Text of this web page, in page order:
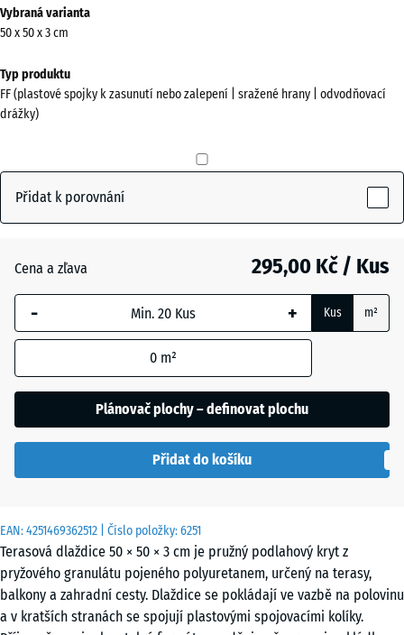
EAN:4251469362512 | Číslo položky:6251
Terasová dlaždice 50 × 50 × 3 cm je pružný podlahový kryt z
pryžového granulátu pojeného polyuretanem, určený na terasy,
balkony a zahradní cesty. Dlaždice se pokládají ve vazbě na polovinu
a v kratších stranách se spojují plastovými spojovacími kolíky.
informací
o
Zobrazit
paletu
šedá (active)
Antracit - 67,00 Kč
Cihlově
- 64,00 Kč
modrá
béžová
+ 9,00 Kč
Travní
zelená
- 43,00 Kč
Vybraná varianta
50 x 50 x 3 cm
Typ produktu
FF (plastové spojky k zasunutí nebo zalepení | sražené hrany | odvodňovací
drážky)
Přidat k porovnání
Cena a zľava 295,00 Kč / Kus
- + Kus m²
0 m²
Plánovač plochy – definovat plochu
Přidat do košíku